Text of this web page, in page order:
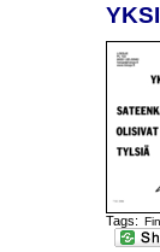
Tags: